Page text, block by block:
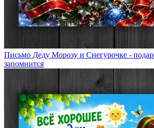
Письмо Деду Морозу и Снегурочке -
запомнится